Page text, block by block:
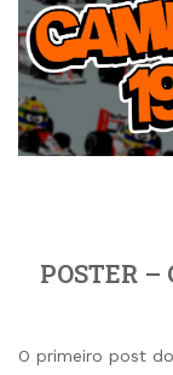
POSTER –
O primeiro post